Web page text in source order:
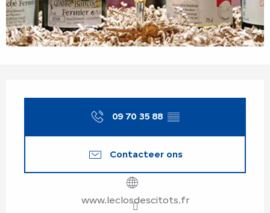
09 70 35 88 ▒▒
Contacteer ons
www.leclosdescitots.fr